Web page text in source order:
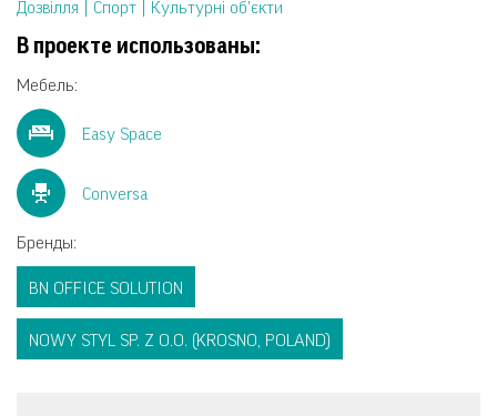
Дозвілля | Спорт | Культурні об'єкти
В проекте использованы:
Мебель:
Easy Space
Conversa
Бренды:
BN OFFICE SOLUTION
NOWY STYL SP. Z O.O. (KROSNO, POLAND)